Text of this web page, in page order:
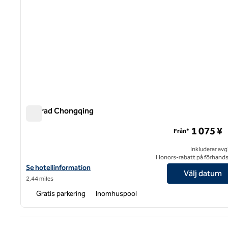
Conrad Chongqing
Visa hotelluppgifter för Conrad Chongqing
Se hotellinformation
2,44 miles
Från* 1 075 ¥
Inkluderar
Honors-rabatt på
Välj datum
Gratis parkering Inomhuspool